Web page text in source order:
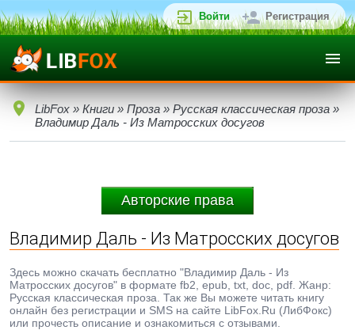
Войти Регистрация
LibFox » Книги » Проза » Русская классическая проза »
Владимир Даль - Из Матросских досугов
Авторские права
Владимир Даль - Из Матросских досугов
Здесь можно скачать бесплатно "Владимир Даль - Из
Матросских досугов" в формате fb2, epub, txt, doc, pdf. Жанр:
Русская классическая проза. Так же Вы можете читать книгу
онлайн без регистрации и SMS на сайте LibFox.Ru (ЛибФокс)
или прочесть описание и ознакомиться с отзывами.